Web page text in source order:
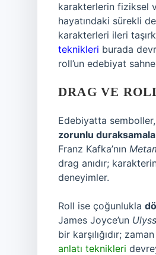
karakterlerin fiziksel
hayatındaki sürekli
karakterleri ileri
teknikleri burada
roll’un edebiyat
DRAG VE
Edebiyatta semboller,
zorunlu
Franz Kafka’nın
drag anıdır;
deneyimler.
Roll ise çoğunlukla
James Joyce’un
bir karşılığıdır;
anlatı teknikleri